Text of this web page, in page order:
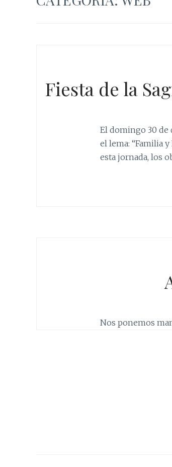
Fiesta de la
El domingo 30 de
el lema: “Familia
esta jornada, los
Nos ponemos